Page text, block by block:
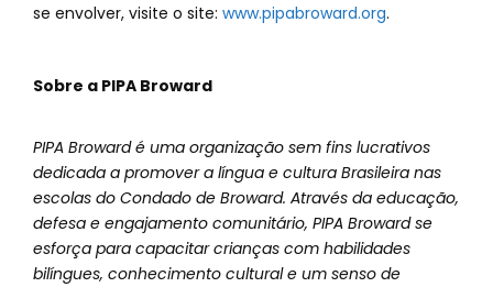
se envolver, visite o site: www.pipabroward.org.
Sobre a PIPA Broward
PIPA Broward é uma organização sem fins lucrativos
dedicada a promover a língua e cultura Brasileira nas
escolas do Condado de Broward. Através da educação,
defesa e engajamento comunitário, PIPA Broward se
esforça para capacitar crianças com habilidades
bilíngues, conhecimento cultural e um senso de